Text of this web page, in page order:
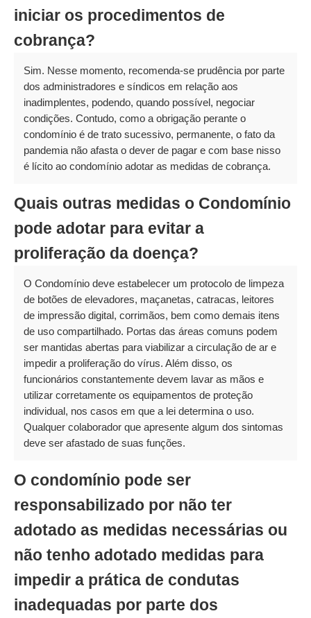
iniciar os procedimentos de
cobrança?
Sim. Nesse momento, recomenda-se prudência por parte
dos administradores e síndicos em relação aos
inadimplentes, podendo, quando possível, negociar
condições. Contudo, como a obrigação perante o
condomínio é de trato sucessivo, permanente, o fato da
pandemia não afasta o dever de pagar e com base nisso
é lícito ao condomínio adotar as medidas de cobrança.
Quais outras medidas o Condomínio
pode adotar para evitar a
proliferação da doença?
O Condomínio deve estabelecer um protocolo de limpeza
de botões de elevadores, maçanetas, catracas, leitores
de impressão digital, corrimãos, bem como demais itens
de uso compartilhado. Portas das áreas comuns podem
ser mantidas abertas para viabilizar a circulação de ar e
impedir a proliferação do vírus. Além disso, os
funcionários constantemente devem lavar as mãos e
utilizar corretamente os equipamentos de proteção
individual, nos casos em que a lei determina o uso.
Qualquer colaborador que apresente algum dos sintomas
deve ser afastado de suas funções.
O condomínio pode ser
responsabilizado por não ter
adotado as medidas necessárias ou
não tenho adotado medidas para
impedir a prática de condutas
inadequadas por parte dos